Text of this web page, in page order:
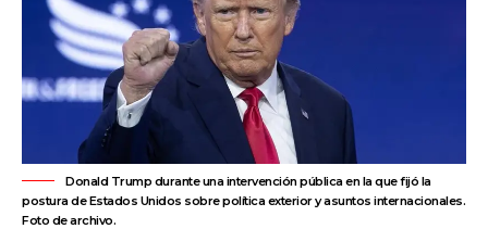
Donald Trump durante una intervención pública en la que fijó la
postura de Estados Unidos sobre política exterior y asuntos internacionales.
Foto de archivo.